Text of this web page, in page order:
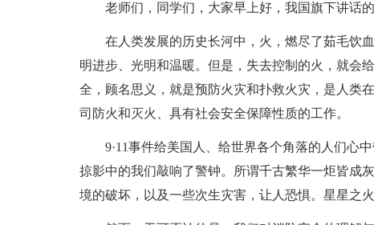
老师们，同学们，大家早上好，我国旗下讲话
在人类发展的历史长河中，火，燃尽了茹毛饮
明进步、光明和温暖。但是，失去控制的火，就会
全，顾名思义，就是预防火灾和扑救火灾，是人类
司防火和灭火、具有社会安全保障性质的工作。
9·11事件给美国人、给世界各个角落的人们心
掠影中的我们敲响了警钟。所谓千古繁华一炬皆成
境的破坏，以及一些次生灾害，让人恐惧。星星之